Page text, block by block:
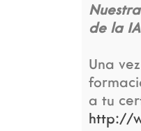
de la
Una
a tu
http://